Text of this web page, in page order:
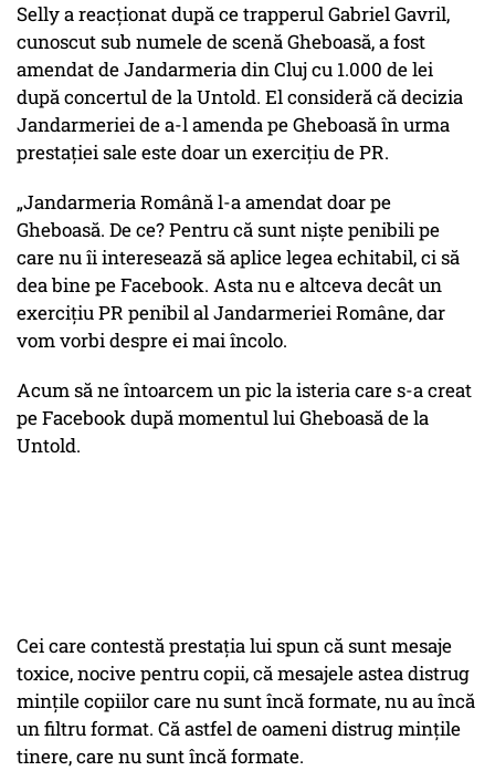
Selly a reacționat după ce trapperul Gabriel Gavril,
cunoscut sub numele de scenă Gheboasă, a fost
amendat de Jandarmeria din Cluj cu 1.000 de lei
după concertul de la Untold. El consideră că decizia
Jandarmeriei de a-l amenda pe Gheboasă în urma
prestației sale este doar un exercițiu de PR.
„Jandarmeria Română l-a amendat doar pe
Gheboasă. De ce? Pentru că sunt niște penibili pe
care nu îi interesează să aplice legea echitabil, ci să
dea bine pe Facebook. Asta nu e altceva decât un
exercițiu PR penibil al Jandarmeriei Române, dar
vom vorbi despre ei mai încolo.
Acum să ne întoarcem un pic la isteria care s-a creat
pe Facebook după momentul lui Gheboasă de la
Untold.
Cei care contestă prestația lui spun că sunt mesaje
toxice, nocive pentru copii, că mesajele astea distrug
mințile copiilor care nu sunt încă formate, nu au încă
un filtru format. Că astfel de oameni distrug mințile
tinere, care nu sunt încă formate.